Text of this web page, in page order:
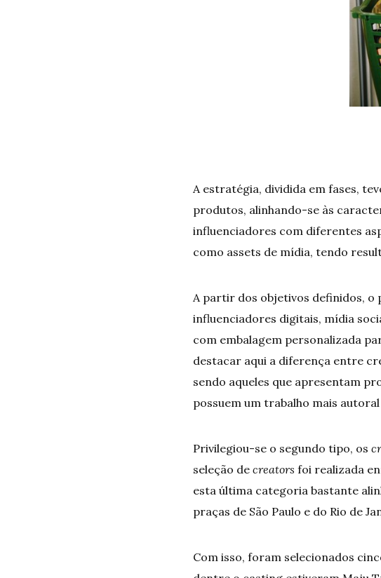
A estratégia, dividida em fases,
produtos, alinhando-se às
influenciadores com diferentes
como assets de mídia, tendo
A partir dos objetivos definidos,
influenciadores digitais, mídia
com embalagem personalizada
destacar aqui a diferença entre
sendo aqueles que apresentam
possuem um trabalho mais
Privilegiou-se o segundo tipo, os
seleção de creators foi realizada
esta última categoria bastante
praças de São Paulo e do Rio de
Com isso, foram selecionados